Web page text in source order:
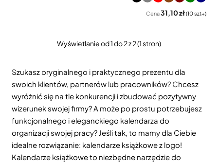
Cena31,10 zł(10 szt+)
Wyświetlanie od 1 do 2 z 2 (1 stron)
Szukasz oryginalnego i praktycznego prezentu dla
swoich klientów, partnerów lub pracowników? Chcesz
wyróżnić się na tle konkurencji i zbudować pozytywny
wizerunek swojej firmy? A może po prostu potrzebujesz
funkcjonalnego i eleganckiego kalendarza do
organizacji swojej pracy? Jeśli tak, to mamy dla Ciebie
idealne rozwiązanie: kalendarze książkowe z logo!
Kalendarze książkowe to niezbędne narzędzie do